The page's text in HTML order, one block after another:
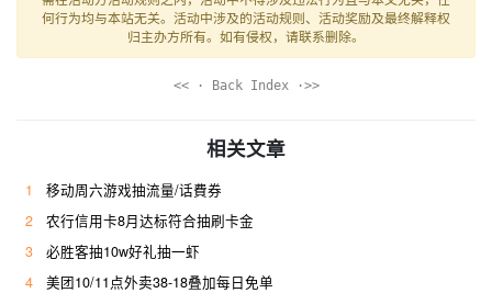
何行为均与本站无关。活动中涉及的活动规则、活动奖励及最终解释权
归主办方所有。如有侵权，请联系删除。
<< · Back Index ·>>
相关文章
1
移动周六游戏抽流量/话費券
2
农行信用卡8月达标符合抽刷卡金
3
必胜客抽10w好礼抽一虾
4
美团10/11点外卖38-18叠加每日免单